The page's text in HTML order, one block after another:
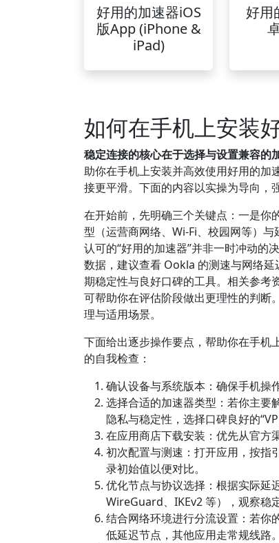
好用的加速器iOS
版App (iPhone &
iPad)
好用
如何在手机上安装
稳定连接的核心在于选择与设置兼容的
助你在手机上安装并高效使用好用的加
接更平滑。下面的内容以实操为导向，
在开始前，先明确三个关键点：一是
型（运营商网络、Wi-Fi、校园网等）
认可的“好用的加速器”并非一时冲动的
数据，建议查看 Ookla 的测速与网络
期稳定性与良好口碑的工具。相关参考
可帮助你在评估阶段做出更理性的判断
理与适用场景。
下面给出逐步操作要点，帮助你在手机
的自我检查：
确认设备与系统版本：确保手机操
选择合适的加速器类型：若你主要
隐私与稳定性，选择口碑良好的
在应用商店下载安装：优先从官方
初次配置与测速：打开应用，按指
录初始值以便对比。
优化节点与协议选择：根据实际延
WireGuard、IKEv2 等），观察稳
结合网络环境进行分流设置：若你
低延迟节点，其他应用走常规线路。